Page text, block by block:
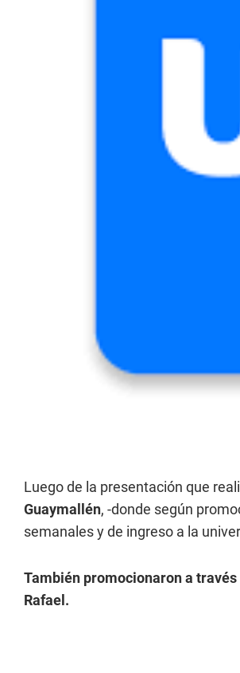
Luego de la presentación que
Guaymallén, -donde según
semanales y de ingreso a la
También promocionaron a
Rafael.